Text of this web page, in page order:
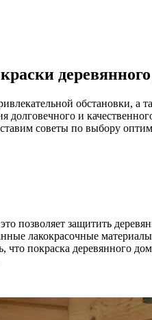
обстановки, а
и
советы по выбору
защитить
лакокрасочные
покраска деревянного